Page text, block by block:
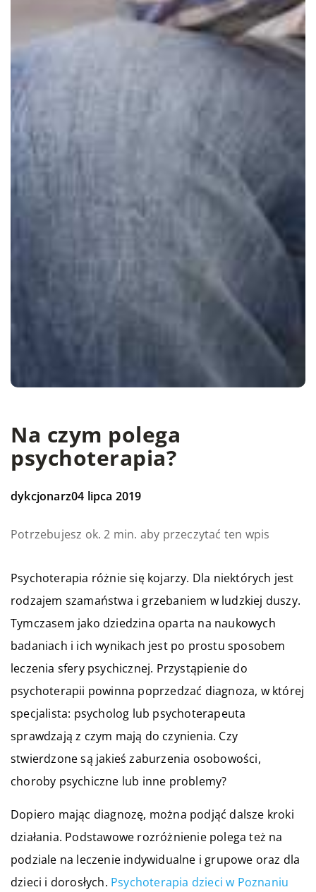
Na czym polega
psychoterapia?
dykcjonarz04 lipca 2019
Potrzebujesz ok. 2 min. aby przeczytać ten wpis
Psychoterapia różnie się kojarzy. Dla niektórych jest
rodzajem szamaństwa i grzebaniem w ludzkiej duszy.
Tymczasem jako dziedzina oparta na naukowych
badaniach i ich wynikach jest po prostu sposobem
leczenia sfery psychicznej. Przystąpienie do
psychoterapii powinna poprzedzać diagnoza, w której
specjalista: psycholog lub psychoterapeuta
sprawdzają z czym mają do czynienia. Czy
stwierdzone są jakieś zaburzenia osobowości,
choroby psychiczne lub inne problemy?
Dopiero mając diagnozę, można podjąć dalsze kroki
działania. Podstawowe rozróżnienie polega też na
podziale na leczenie indywidualne i grupowe oraz dla
dzieci i dorosłych. Psychoterapia dzieci w Poznaniu